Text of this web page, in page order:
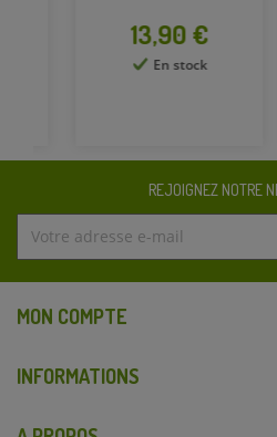
13,90 €
En stock
REJOIGNEZ NOTRE
MON COMPTE
INFORMATIONS